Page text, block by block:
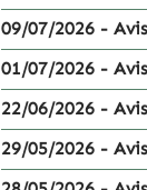
09/07/2026 -
01/07/2026 -
22/06/2026 -
29/05/2026 -